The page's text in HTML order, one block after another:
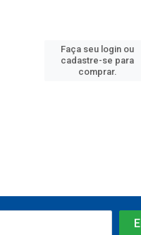
Faça seu login ou
cadastre-se para
comprar.